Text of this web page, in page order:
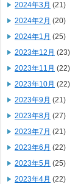
2024年3月 (21)
2024年2月 (20)
2024年1月 (25)
2023年12月 (23)
2023年11月 (22)
2023年10月 (22)
2023年9月 (21)
2023年8月 (27)
2023年7月 (21)
2023年6月 (22)
2023年5月 (25)
2023年4月 (22)